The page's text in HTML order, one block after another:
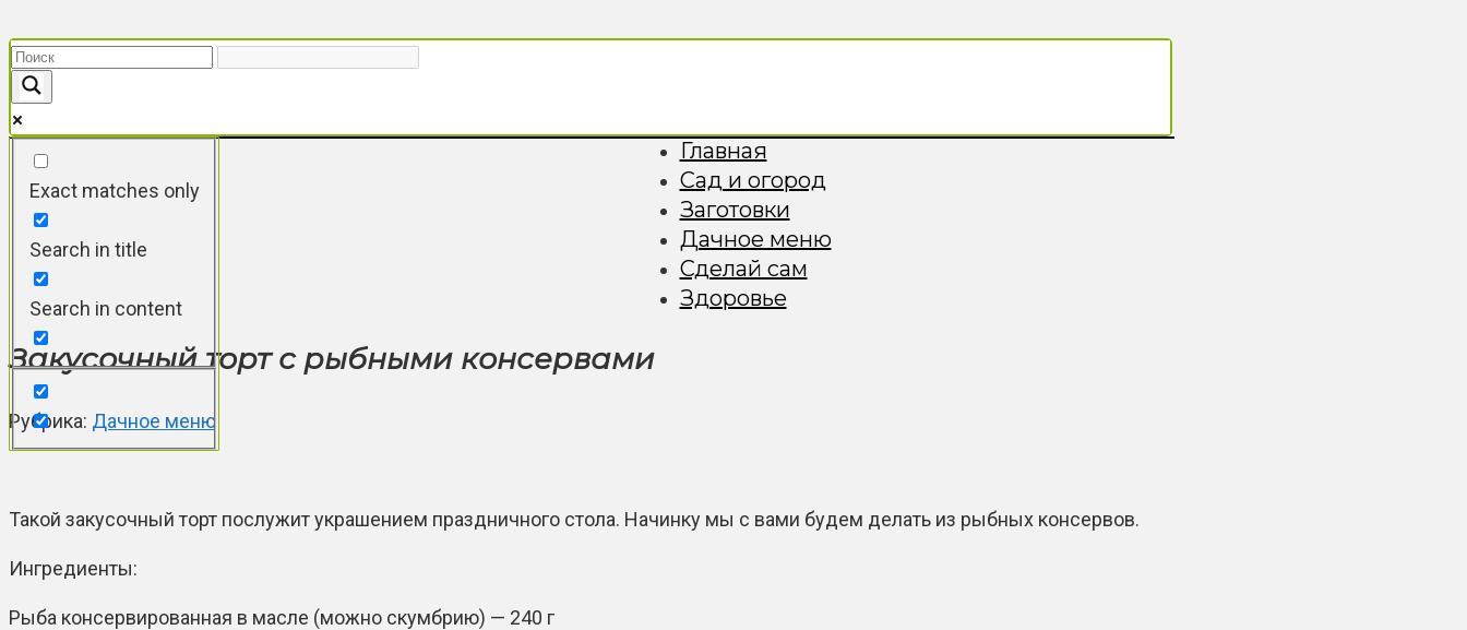
к
контенту
Exact matches only
Search in title
Search in content
Главная
Сад и огород
Заготовки
Дачное меню
Сделай сам
Здоровье
Закусочный торт с рыбными консервами
Рубрика: Дачное меню
Такой закусочный торт послужит украшением праздничного стола. Начинку мы с вами будем делать из рыбных консервов.
Ингредиенты:
Рыба консервированная в масле (можно скумбрию) — 240 г